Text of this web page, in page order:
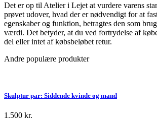
Det er op til Atelier i Lejet at vurdere varens
prøvet udover, hvad der er nødvendigt for at
egenskaber og funktion, betragtes den som
værdi. Det betyder, at du ved fortrydelse af
del eller intet af købsbeløbet retur.
Andre populære produkter
Skulptur par: Siddende kvinde og mand
1.500 kr.